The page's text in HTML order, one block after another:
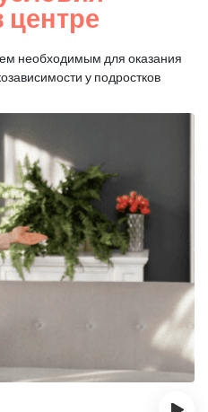
необходимым для оказания
у подростков